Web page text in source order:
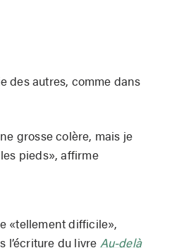
des autres, comme dans
grosse colère, mais je
pieds», affirme
«tellement difficile»,
l’écriture du livre Au-delà